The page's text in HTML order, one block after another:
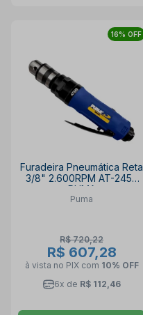
16% OFF
Furadeira Pneumática Reta
3/8" 2.600RPM AT-245P
PUMA
Puma
R$ 720,22
R$ 607,28
à vista no PIX com 10% OFF
6x de R$ 112,46